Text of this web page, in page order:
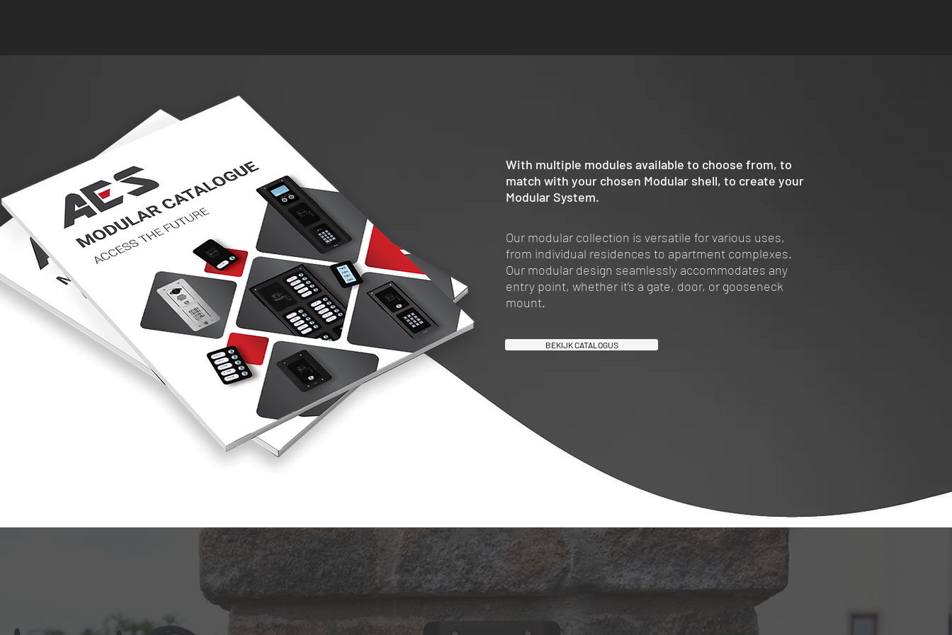
With multiple modules available to choose from, to
match with your chosen Modular shell, to create your
Modular System.
Our modular collection is versatile for various uses,
from individual residences to apartment complexes.
Our modular design seamlessly accommodates any
entry point, whether it’s a gate, door, or gooseneck
mount.
BEKIJK CATALOGUS